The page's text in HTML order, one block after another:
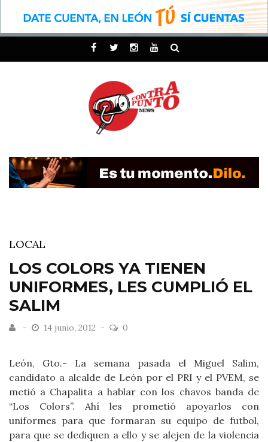
LOCAL
LOS COLORS YA TIENEN
UNIFORMES, LES CUMPLIÓ EL
SALIM
14 junio, 2012 0
León, Gto.- La semana pasada el Miguel Salim,
candidato a alcalde de León por el PRI y el PVEM, se
metió a Chapalita a hablar con los chavos banda de
“Los Colors”. Ahí les prometió apoyarlos con
uniformes para que formaran su equipo de futbol,
para que se dediquen a ello y se alejen de la violencia